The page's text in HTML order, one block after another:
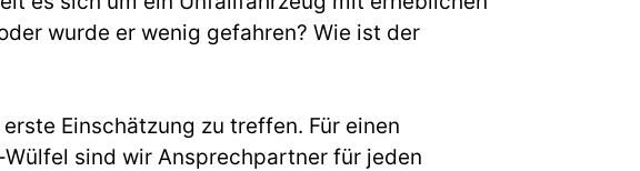
wurde er wenig gefahren? Wie ist der
Einschätzung zu treffen. Für einen
sind wir Ansprechpartner für jeden